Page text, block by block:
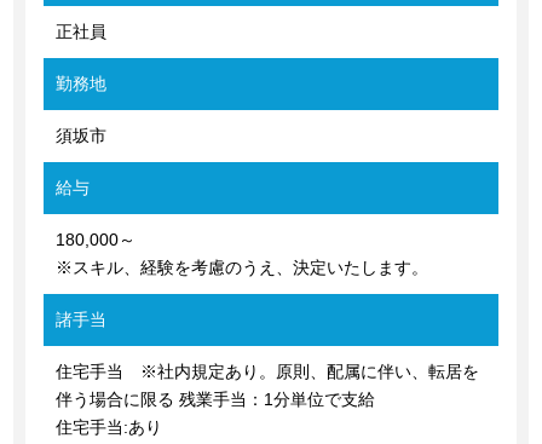
正社員
勤務地
須坂市
給与
180,000～
※スキル、経験を考慮のうえ、決定いたします。
諸手当
住宅手当 ※社内規定あり。原則、配属に伴い、転居を
伴う場合に限る 残業手当：1分単位で支給
住宅手当:あり